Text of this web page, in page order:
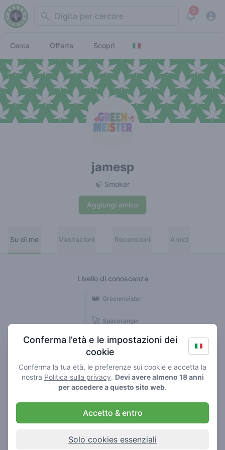
Search 2
View
Cerca Offerte Scopri
jamesp
🍃 Smoker
Aggiungi amico
Su di me Valutazioni Recensioni Amici
Livello di conoscenza
🍃 Smoker
🌱 Roller
🥦 Stoner
🚀 Spaceranger
👑 Greenmeister
Conferma l’età e le impostazioni dei
cookie
Conferma la tua età, le preferenze sui cookie e accetta la
nostra Politica sulla privacy. Devi avere almeno 18 anni
per accedere a questo sito web.
Accetto & entro
Solo cookies essenziali